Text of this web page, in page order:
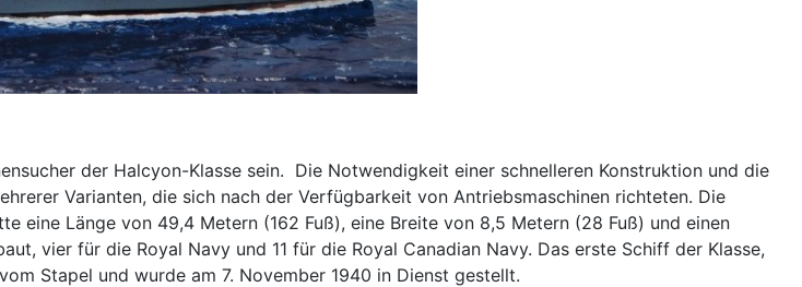
der Halcyon-Klasse sein. Die Notwendigkeit einer schnelleren Konstruktion und die
Varianten, die sich nach der Verfügbarkeit von Antriebsmaschinen richteten. Die
eine Länge von 49,4 Metern (162 Fuß), eine Breite von 8,5 Metern (28 Fuß) und einen
vier für die Royal Navy und 11 für die Royal Canadian Navy. Das erste Schiff der Klasse,
Stapel und wurde am 7. November 1940 in Dienst gestellt.